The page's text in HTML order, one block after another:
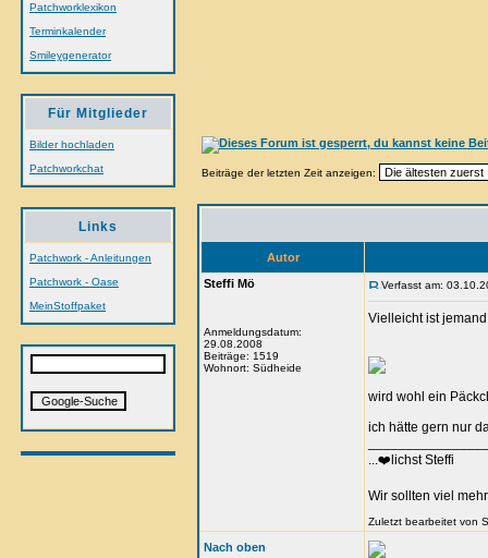
Patchworklexikon
Terminkalender
Smileygenerator
Für Mitglieder
Bilder hochladen
Patchworkchat
Links
Patchwork - Anleitungen
Patchwork - Oase
MeinStoffpaket
Beiträge der letzten Zeit anzeigen:
Autor
Steffi Mö
Anmeldungsdatum:
29.08.2008
Beiträge: 1519
Wohnort: Südheide
Verfasst am:
Vielleicht ist
wird wohl ein
ich hätte gern nur
...❤️lichst Steffi
Wir sollten viel
Zuletzt bearbeitet von
Nach oben